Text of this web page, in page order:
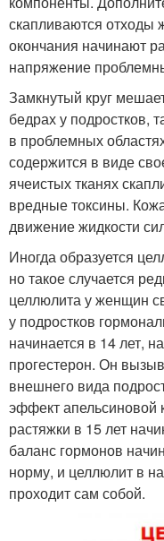
скапливаются отходы
окончания начинают
напряжение
Замкнутый круг
бедрах у подростков,
в проблемных
содержится в виде
ячеистых тканях
вредные токсины.
движение жидкости
Иногда образуется
но такое случается
целлюлита у женщин
у подростков
начинается в 14 лет,
прогестерон. Он
внешнего вида
эффект апельсиновой
растяжки в 15 лет
баланс гормонов
норму, и целлюлит в
проходит сам собой.